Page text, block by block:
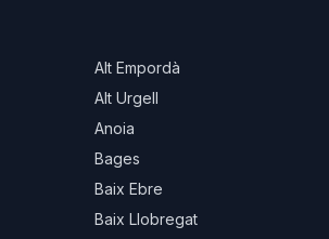
Alt Empordà
Alt Urgell
Anoia
Bages
Baix Ebre
Baix Llobregat